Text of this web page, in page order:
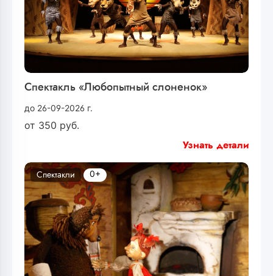
Спектакль «Любопытный слоненок»
до 26-09-2026 г.
от 350 руб.
Узнать детали
Спектакли 0+